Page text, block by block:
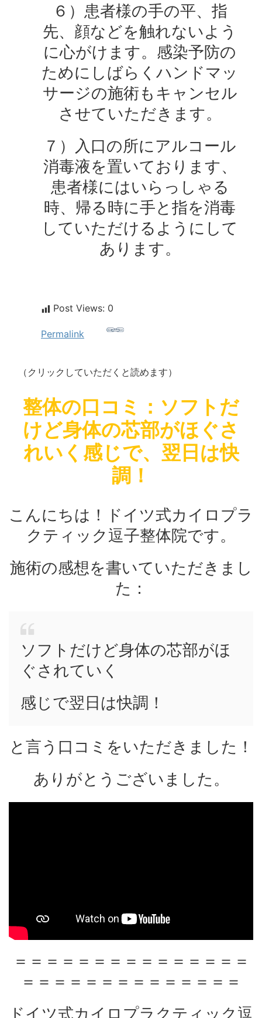
６）患者様の手の平、指
先、顔などを触れないよう
に心がけます。感染予防の
ためにしばらくハンドマッ
サージの施術もキャンセル
させていただきます。
７）入口の所にアルコール
消毒液を置いております、
患者様にはいらっしゃる
時、帰る時に手と指を消毒
していただけるようにして
あります。
Post Views: 0
Permalink
（クリックしていただくと読めます）
整体の口コミ：ソフトだ
けど身体の芯部がほぐさ
れいく感じで、翌日は快
調！
こんにちは！ドイツ式カイロプラ
クティック逗子整体院です。
施術の感想を書いていただきまし
た：
ソフトだけど身体の芯部がほ
ぐされていく
感じで翌日は快調！
と言う口コミをいただきました！
ありがとうございました。
＝＝＝＝＝＝＝＝＝＝＝＝＝＝＝
＝＝＝＝＝＝＝＝＝＝＝＝＝＝
ドイツ式カイロプラクティック逗